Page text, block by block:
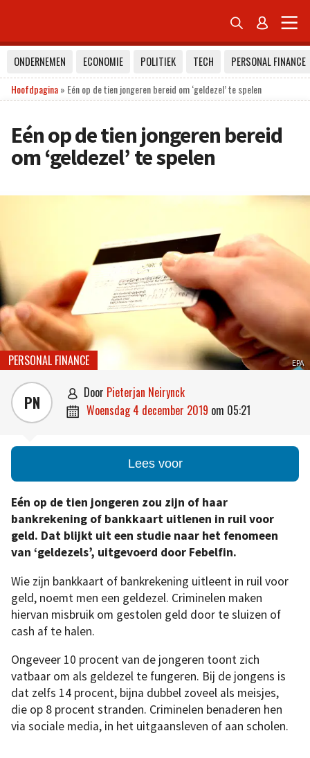
 
ONDERNEMEN ECONOMIE POLITIEK TECH
PERSONAL FINANCE
Hoofdpagina» Eén op de tien jongeren bereid om ‘geldezel’ te spelen
Eén op de tien jongeren bereid
om ‘geldezel’ te spelen
EPA
PERSONAL FINANCE
PN  door Pieterjan Neirynck
 woensdag 4 december 2019 om 05:21
Lees voor
Eén op de tien jongeren zou zijn of haar
bankrekening of bankkaart uitlenen in ruil voor
geld. Dat blijkt uit een studie naar het fenomeen
van ‘geldezels’, uitgevoerd door Febelfin.
Wie zijn bankkaart of bankrekening uitleent in ruil voor
geld, noemt men een geldezel. Criminelen maken
hiervan misbruik om gestolen geld door te sluizen of
cash af te halen.
Ongeveer 10 procent van de jongeren toont zich
vatbaar om als geldezel te fungeren. Bij de jongens is
dat zelfs 14 procent, bijna dubbel zoveel als meisjes,
die op 8 procent stranden. Criminelen benaderen hen
via sociale media, in het uitgaansleven of aan scholen.